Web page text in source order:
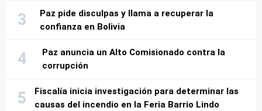
Paz pide disculpas y llama a recuperar la
confianza en Bolivia
Paz anuncia un Alto Comisionado contra la
corrupción
Fiscalía inicia investigación para determinar las
causas del incendio en la Feria Barrio Lindo